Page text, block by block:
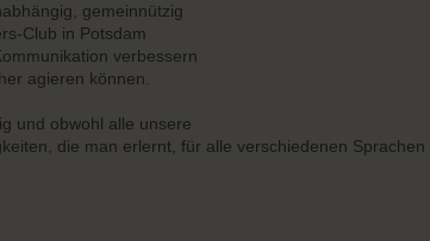
gemeinnützig
Club in Potsdam
verbessern
agieren können.
und obwohl alle unsere
die man erlernt, für alle verschiedenen Sprachen